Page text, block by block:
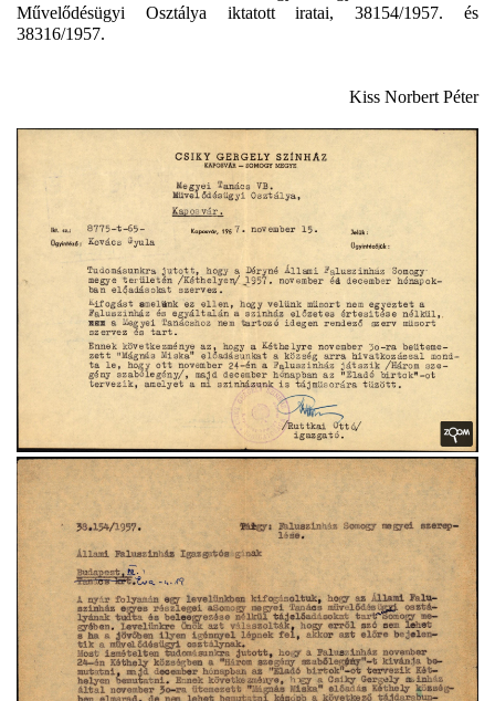
Művelődésügyi Osztálya iktatott iratai, 38154/1957. és
38316/1957.
Kiss Norbert Péter